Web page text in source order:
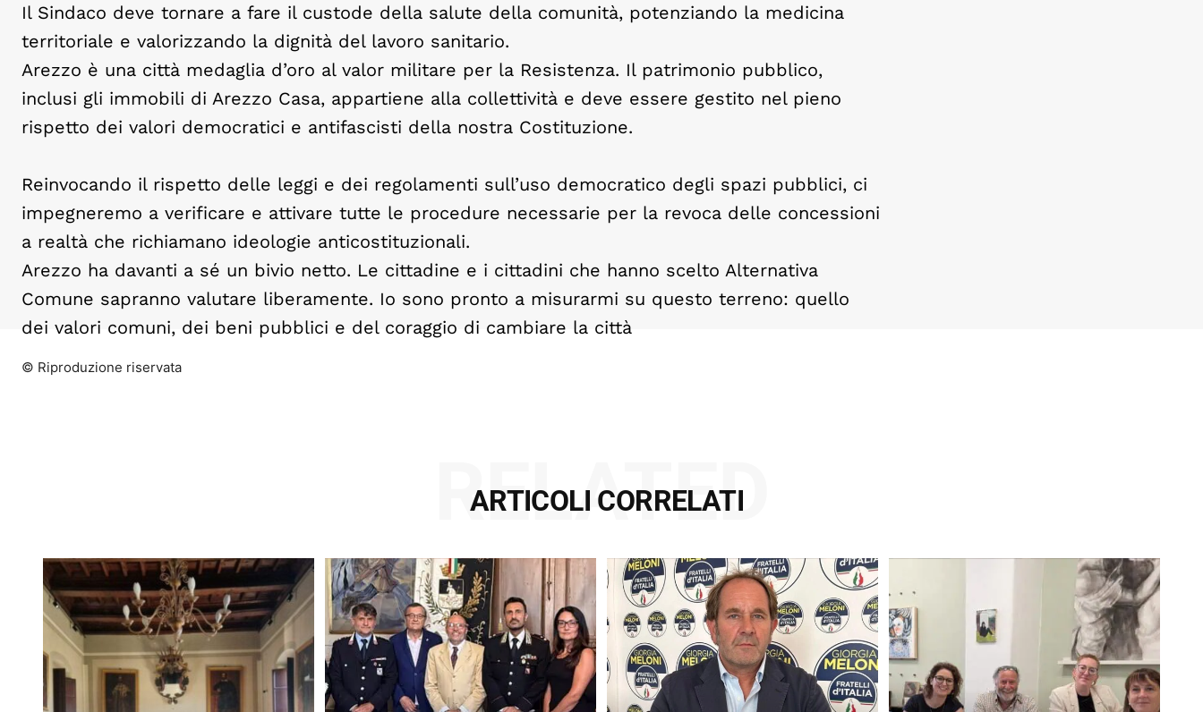
Il Sindaco deve tornare a fare il custode della salute della comunità, potenziando la medicina
territoriale e valorizzando la dignità del lavoro sanitario.
Arezzo è una città medaglia d’oro al valor militare per la Resistenza. Il patrimonio pubblico,
inclusi gli immobili di Arezzo Casa, appartiene alla collettività e deve essere gestito nel pieno
rispetto dei valori democratici e antifascisti della nostra Costituzione.
Reinvocando il rispetto delle leggi e dei regolamenti sull’uso democratico degli spazi pubblici, ci
impegneremo a verificare e attivare tutte le procedure necessarie per la revoca delle concessioni
a realtà che richiamano ideologie anticostituzionali.
Arezzo ha davanti a sé un bivio netto. Le cittadine e i cittadini che hanno scelto Alternativa
Comune sapranno valutare liberamente. Io sono pronto a misurarmi su questo terreno: quello
dei valori comuni, dei beni pubblici e del coraggio di cambiare la città
© Riproduzione riservata
ARTICOLI CORRELATI
RELATED